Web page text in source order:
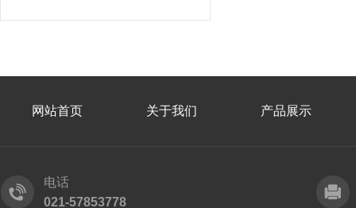
网站首页 关于我们 产品展示
电话
021-57853778